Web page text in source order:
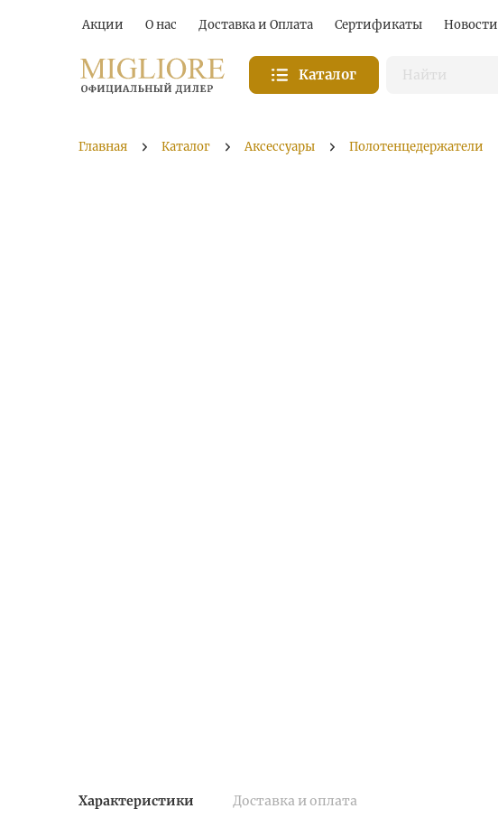
Акции О нас Доставка и Оплата Сертификаты Новости
Каталог
Главная Каталог Аксессуары Полотенцедержатели
Характеристики Доставка и оплата